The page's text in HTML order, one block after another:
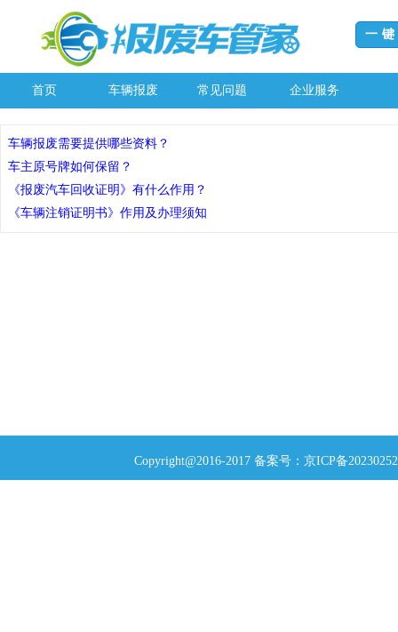
一
首页 车辆报废 常见问题 企业服务
车辆报废需要提供哪些资料？
车主原号牌如何保留？
《报废汽车回收证明》有什么作用？
《车辆注销证明书》作用及办理须知
Copyright@2016-2017 备案号： 京ICP备